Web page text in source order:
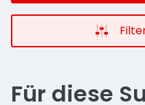
Für diese